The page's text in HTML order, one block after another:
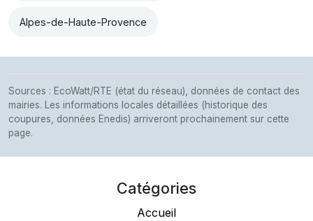
Alpes-de-Haute-Provence
Sources : EcoWatt/RTE (état du réseau), données de contact des
mairies. Les informations locales détaillées (historique des
coupures, données Enedis) arriveront prochainement sur cette
page.
Catégories
Accueil